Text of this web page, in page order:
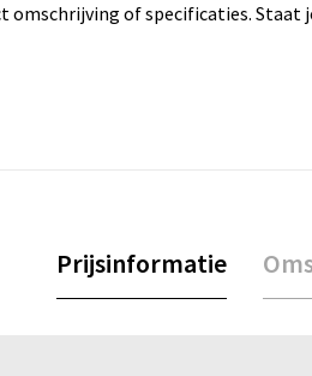
of specificaties. Staat
Prijsinformatie